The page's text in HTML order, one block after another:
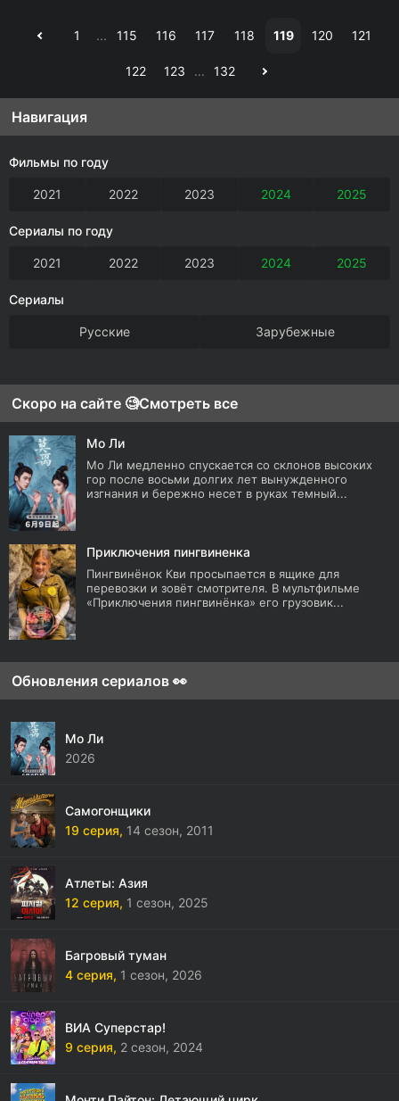
1 ... 115 116 117 118 119 120 121
122 123 ... 132
Навигация
Фильмы по году
2021 2022 2023 2024 2025
Сериалы по году
2021 2022 2023 2024 2025
Сериалы
Русские Зарубежные
Скоро на сайте 🧐Смотреть все
Мо Ли
Мо Ли медленно спускается со склонов высоких
гор после восьми долгих лет вынужденного
изгнания и бережно несет в руках темный...
Приключения пингвиненка
Пингвинёнок Кви просыпается в ящике для
перевозки и зовёт смотрителя. В мультфильме
«Приключения пингвинёнка» его грузовик...
Обновления сериалов 👀
Мо Ли
2026
Самогонщики
19 серия, 14 сезон, 2011
Атлеты: Азия
12 серия, 1 сезон, 2025
Багровый туман
4 серия, 1 сезон, 2026
ВИА Суперстар!
9 серия, 2 сезон, 2024